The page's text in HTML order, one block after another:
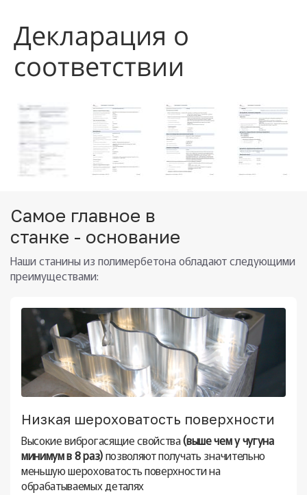
Декларация о
соответствии
Самое главное в
станке - основание
Наши станины из полимербетона обладают следующими
преимуществами:
Низкая шероховатость поверхности
Высокие виброгасящие свойства(выше чем у чугуна
минимум в 8 раз)позволяют получать значительно
меньшую шероховатость поверхности на
обрабатываемых деталях